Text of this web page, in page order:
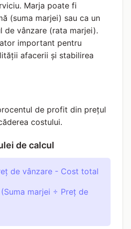
Marja poate fi
(suma marjei) sau ca un
de vânzare (rata marjei).
important pentru
afacerii și stabilirea
de profit din prețul
costului.
de calcul
de vânzare - Cost total
marjei ÷ Preț de